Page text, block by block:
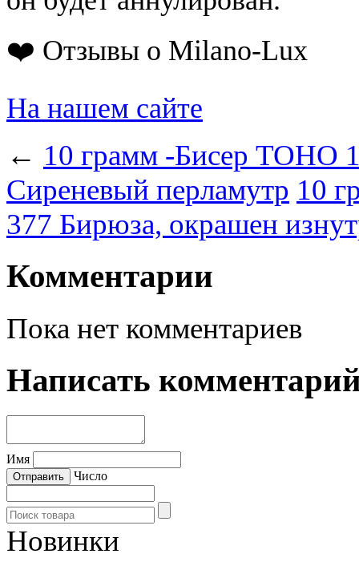
❤️ Отзывы о Milano-Lux
На нашем сайте
← 10 грамм -Бисер TOHO
Сиреневый перламутр 10
377 Бирюза, окрашен
Комментарии
Пока нет комментариев
Написать
Имя
Число
Новинки